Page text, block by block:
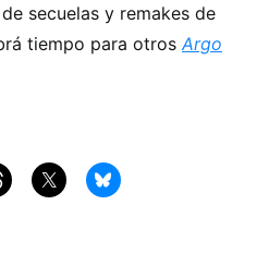
secuelas y remakes de
tiempo para otros Argo